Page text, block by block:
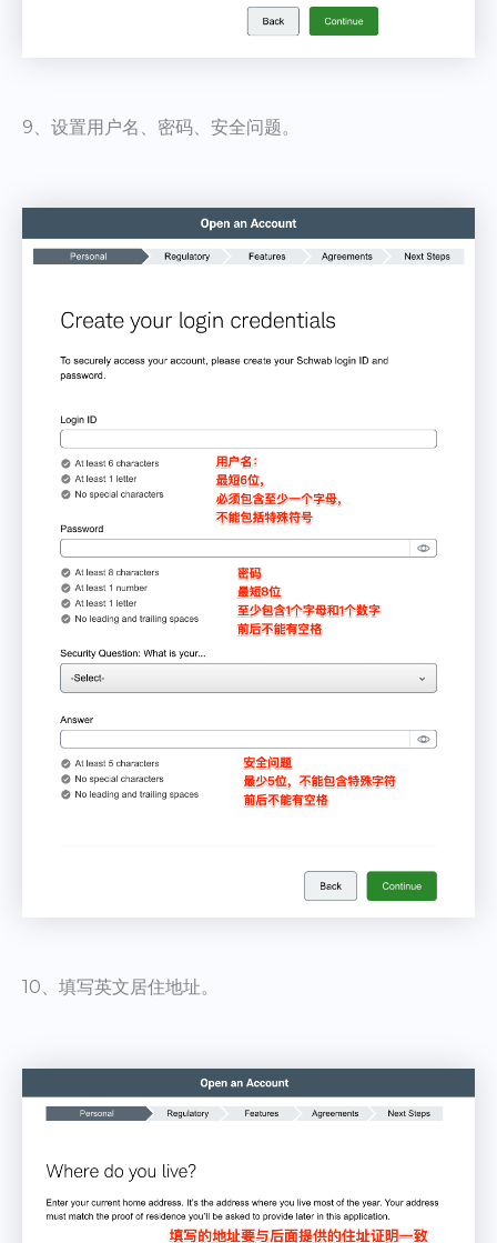
9、设置用户名、密码、安全问题。
10、填写英文居住地址。